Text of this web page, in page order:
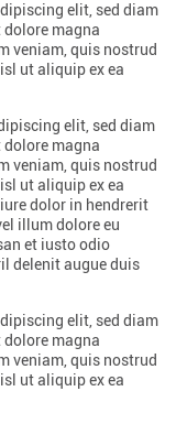
elit, sed diam
magna
veniam, quis nostrud
ut aliquip ex ea
elit, sed diam
magna
veniam, quis nostrud
ut aliquip ex ea
dolor in hendrerit
illum dolore eu
et iusto odio
delenit augue duis
elit, sed diam
magna
veniam, quis nostrud
ut aliquip ex ea